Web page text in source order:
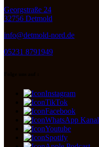
Georgstraße 24
32756 Detmold
info@detmold-nord.de
05231 8791949
Instagram
TikTok
Facebook
WhatsApp Kanal
Youtube
Spotify